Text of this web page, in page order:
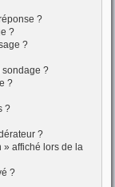
?
?
?
sondage ?
?
?
?
» affiché lors de la
?